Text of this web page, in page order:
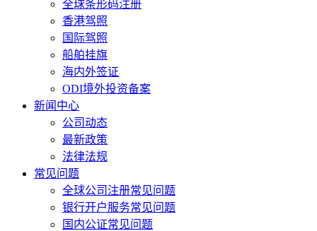
全球条形码注册
香港驾照
国际驾照
船舶挂旗
海内外签证
ODI境外投资备案
新闻中心
公司动态
最新政策
法律法规
常见问题
全球公司注册常见问题
银行开户服务常见问题
国内公证常见问题